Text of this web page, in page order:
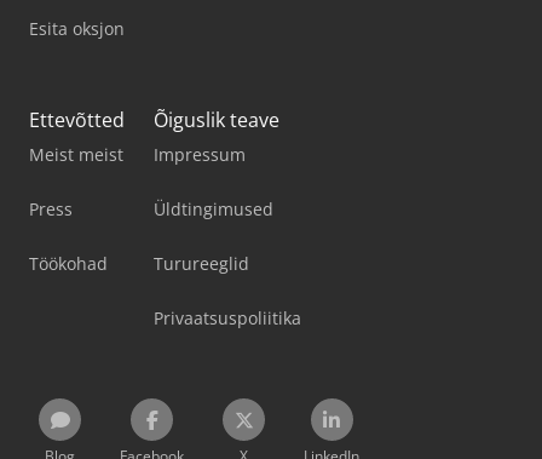
Esita oksjon
Ettevõtted
Meist meist
Press
Töökohad
Õiguslik teave
Impressum
Üldtingimused
Turureeglid
Privaatsuspoliitika